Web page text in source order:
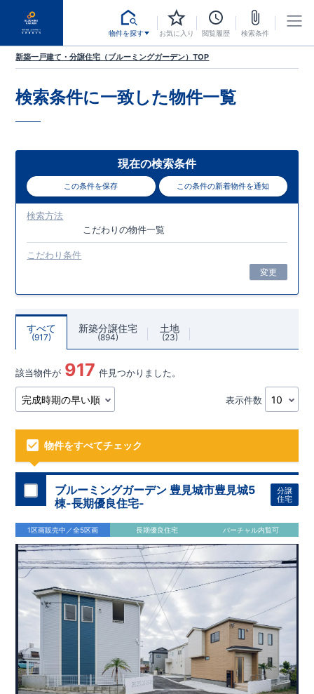
物件を探す お気に入り 閲覧履歴 検索条件
新築一戸建て・分譲住宅（ブルーミングガーデン）TOP
検索条件に一致した物件一覧
現在の検索条件
この条件を保存 この条件の新着物件を通知
検索方法
こだわりの物件一覧
こだわり条件
変更
すべて
917
新築分譲住宅
894
土地
23
該当物件が 917 件見つかりました。
表示件数
物件をすべてチェック
ブルーミングガーデン 豊見城市豊見城5
棟-長期優良住宅-
分譲
住宅
1区画販売中／全5区画 長期優良住宅 バーチャル内覧可